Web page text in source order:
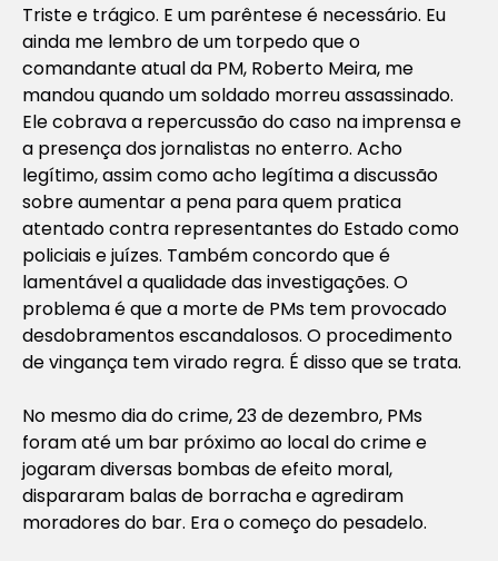
Triste e trágico. E um parêntese é necessário. Eu
ainda me lembro de um torpedo que o
comandante atual da PM, Roberto Meira, me
mandou quando um soldado morreu assassinado.
Ele cobrava a repercussão do caso na imprensa e
a presença dos jornalistas no enterro. Acho
legítimo, assim como acho legítima a discussão
sobre aumentar a pena para quem pratica
atentado contra representantes do Estado como
policiais e juízes. Também concordo que é
lamentável a qualidade das investigações. O
problema é que a morte de PMs tem provocado
desdobramentos escandalosos. O procedimento
de vingança tem virado regra. É disso que se trata.
No mesmo dia do crime, 23 de dezembro, PMs
foram até um bar próximo ao local do crime e
jogaram diversas bombas de efeito moral,
dispararam balas de borracha e agrediram
moradores do bar. Era o começo do pesadelo.